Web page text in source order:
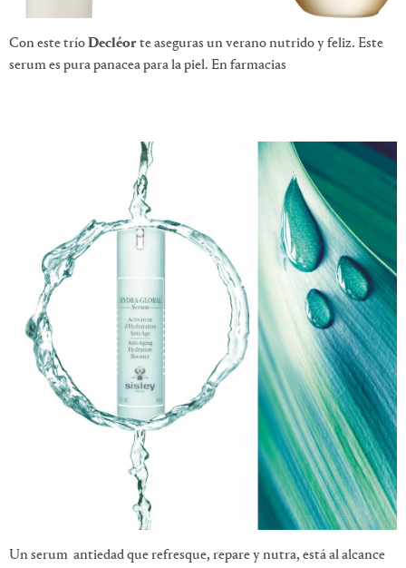
Con este tríoDecléorte aseguras un verano nutrido y feliz. Este
serum es pura panacea para la piel. En farmacias
Un serum antiedad que refresque, repare y nutra, está al alcance